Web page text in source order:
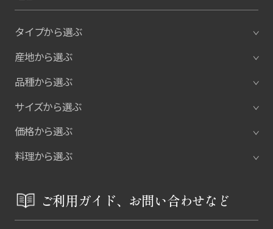
タイプから選ぶ
産地から選ぶ
品種から選ぶ
サイズから選ぶ
価格から選ぶ
料理から選ぶ
ご利用ガイド、お問い合わせなど